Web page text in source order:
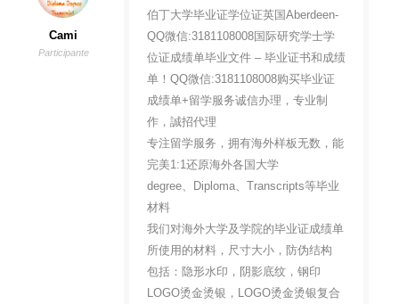
Cami
Participante
伯丁大学毕业证学位证英国Aberdeen-
QQ微信:3181108008国际研究学士学
位证成绩单毕业文件 – 毕业证书和成绩
单！QQ微信:3181108008购买毕业证
成绩单+留学服务诚信办理，专业制
作，誠招代理
专注留学服务，拥有海外样板无数，能
完美1:1还原海外各国大学
degree、Diploma、Transcripts等毕业
材料
我们对海外大学及学院的毕业证成绩单
所使用的材料，尺寸大小，防伪结构
包括：隐形水印，阴影底纹，钢印
LOGO烫金烫银，LOGO烫金烫银复合